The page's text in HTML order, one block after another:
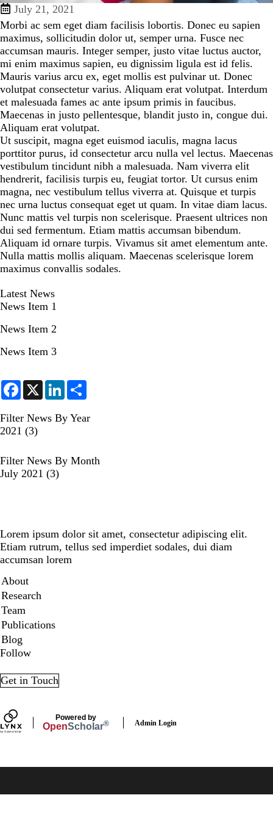
July 21, 2021
Morbi ac sem eget diam facilisis lobortis. Donec eu sapien
maximus, sollicitudin dolor ut, semper urna. Fusce nec
accumsan mauris. Integer semper, justo vitae luctus auctor,
mi enim maximus sapien, eu dignissim ligula est id felis.
Mauris varius arcu ex, eget mollis est pulvinar ut. Donec
volutpat consectetur varius. Aliquam erat volutpat. Interdum
et malesuada fames ac ante ipsum primis in faucibus.
Maecenas in justo pellentesque, blandit justo in, congue dui.
Aliquam erat volutpat.
Ut suscipit, magna eget euismod iaculis, magna lacus
porttitor purus, id consectetur arcu nulla vel lectus. Maecenas
vestibulum tincidunt nibh a malesuada. Nam viverra elit
hendrerit, facilisis turpis eu, feugiat tortor. Ut cursus enim
magna, nec vestibulum tellus viverra at. Quisque et turpis
nec urna luctus consequat eget ut quam. In vitae diam lacus.
Nunc mattis vel turpis non scelerisque. Praesent ultrices non
dui sed fermentum. Etiam mattis accumsan bibendum.
Aliquam id ornare turpis. Vivamus sit amet elementum ante.
Nulla mattis mollis aliquam. Maecenas scelerisque lorem
maximus convallis sodales.
Latest News
News Item 1
News Item 2
News Item 3
F
e
b
o
X
L
k
e
r
e
Filter News By Year
2021 (3)
Filter News By Month
July 2021 (3)
Lorem ipsum dolor sit amet, consectetur adipiscing elit.
Etiam rutrum, tellus sed imperdiet sodales, dui diam
accumsan lorem
Secondary menu
About
Research
Team
Publications
Blog
Follow
LinkedIn
Twitter
Get in Touch
Powered by
OpenScholar® Admin Login